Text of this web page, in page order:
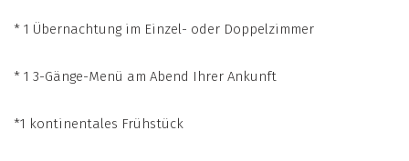
* 1 Übernachtung im Einzel- oder Doppelzimmer
* 1 3-Gänge-Menü am Abend Ihrer Ankunft
*1 kontinentales Frühstück